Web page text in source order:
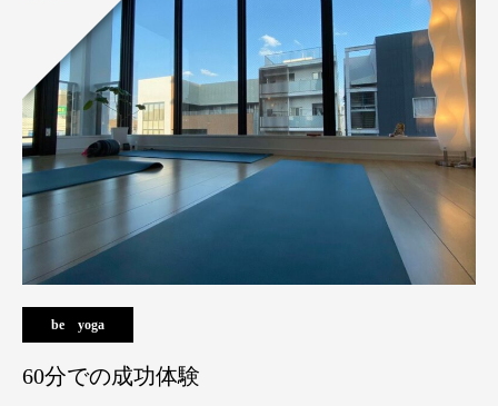
be yoga
60分での成功体験